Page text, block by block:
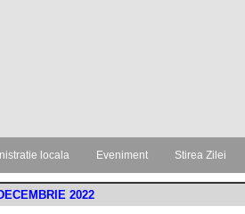
locala Eveniment Stirea Zilei
2022